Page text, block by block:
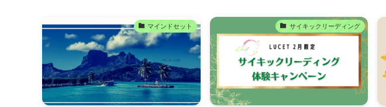
マインドセット サイキックリーディング